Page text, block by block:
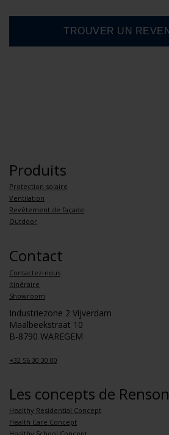
Produits
Protection solaire
Ventilation
Revêtement de façade
Outdoor
Contact
Contactez-nous
Itinéraire
Showroom
Industriezone 2 Vijverdam
Maalbeekstraat 10
B-8790 WAREGEM
+32 56 30 30 00
Les concepts de Renson
Healthy Residential Concept
Health Care Concept